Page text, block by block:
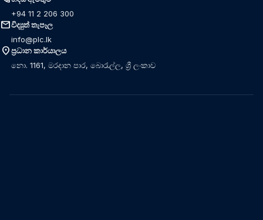
+94 11 2 206 300
mailවිද්‍යුත් තැපෑල
info@plc.lk
location_onප්‍රධාන කාර්යාලය
නො. 1161, මරදාන පාර, බොරැල්ල, ශ්‍රී ලංකාව